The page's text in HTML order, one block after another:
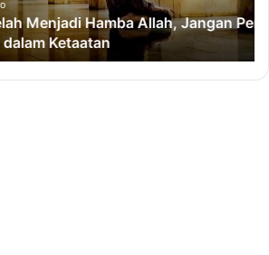
Hamba Allah, Jangan Pernah
Ketaatan